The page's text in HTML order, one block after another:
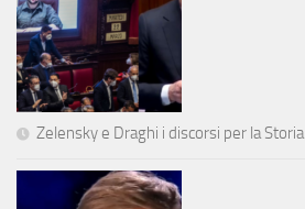
Zelensky e Draghi i discorsi per la Storia